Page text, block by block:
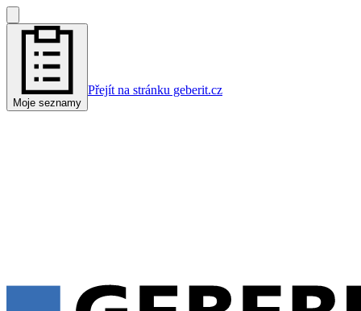
Moje seznamy
Přejít na stránku geberit.cz